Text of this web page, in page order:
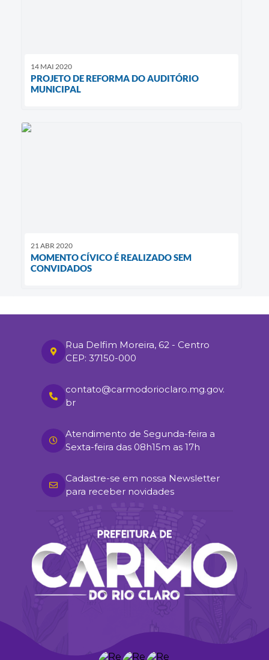
14 MAI 2020
PROJETO DE REFORMA DO AUDITÓRIO
MUNICIPAL
21 ABR 2020
MOMENTO CÍVICO É REALIZADO SEM
CONVIDADOS
Rua Delfim Moreira, 62 - Centro
CEP: 37150-000
contato@carmodorioclaro.mg.gov.
br
Atendimento de Segunda-feira a
Sexta-feira das 08h15m as 17h
Cadastre-se em nossa Newsletter
para receber novidades